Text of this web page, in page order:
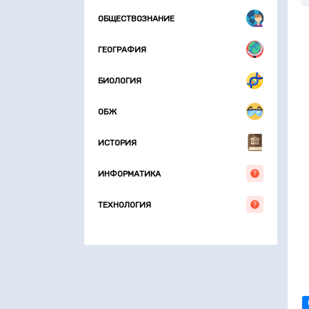
ОБЩЕСТВОЗНАНИЕ
ГЕОГРАФИЯ
БИОЛОГИЯ
ОБЖ
ИСТОРИЯ
ИНФОРМАТИКА
ТЕХНОЛОГИЯ